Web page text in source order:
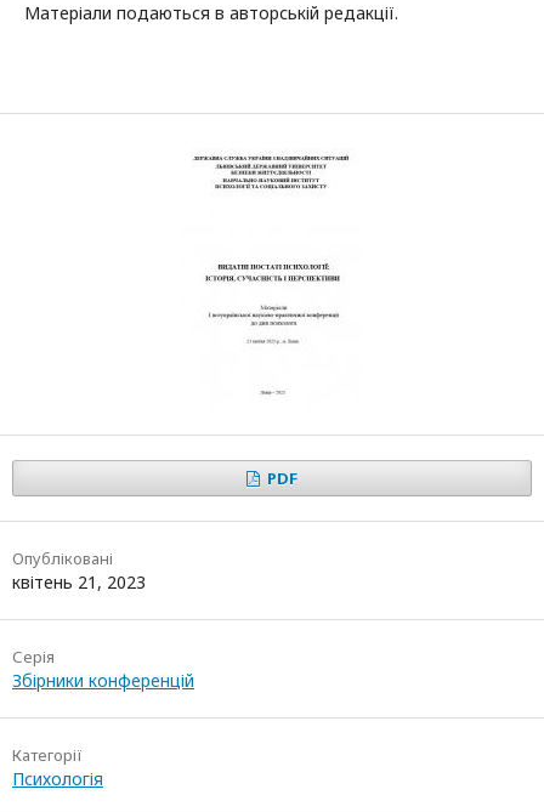
Матеріали подаються в авторській редакції.
PDF
Опубліковані
квітень 21, 2023
Серія
Збірники конференцій
Категорії
Психологія